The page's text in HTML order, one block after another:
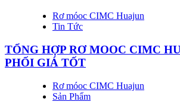
Rơ móoc CIMC Huajun
Tin Tức
TỔNG HỢP RƠ MOOC CIMC
PHỐI GIÁ TỐT
Rơ móoc CIMC Huajun
Sản Phẩm